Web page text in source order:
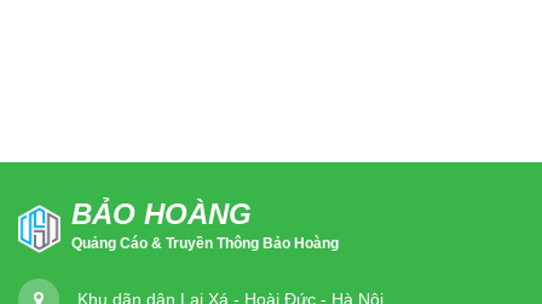
BẢO HOÀNG
Quảng Cáo & Truyền Thông Bảo Hoàng
Khu dãn dân Lai Xá - Hoài Đức - Hà Nội.